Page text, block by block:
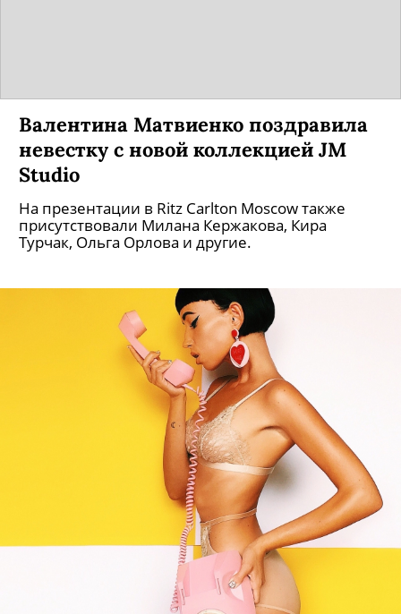
Валентина Матвиенко поздравила
невестку с новой коллекцией JM
Studio
На презентации в Ritz Carlton Moscow также
присутствовали Милана Кержакова, Кира
Турчак, Ольга Орлова и другие.